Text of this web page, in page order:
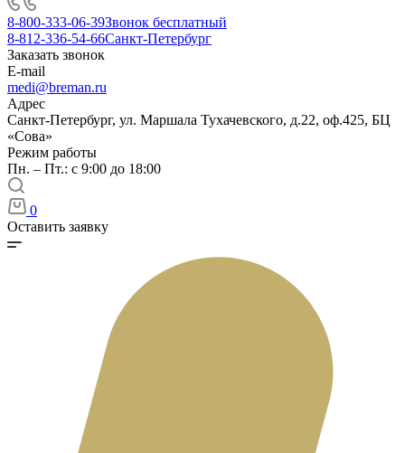
8-800-333-06-39Звонок бесплатный
8-812-336-54-66Санкт-Петербург
Заказать звонок
E-mail
medi@breman.ru
Адрес
Санкт-Петербург, ул. Маршала Тухачевского, д.22, оф.425, БЦ
«Сова»
Режим работы
Пн. – Пт.: с 9:00 до 18:00
0
Оставить заявку